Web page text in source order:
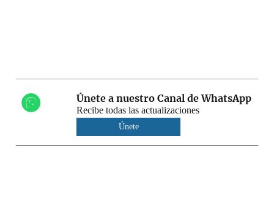
Únete a nuestro Canal de WhatsApp
Recibe todas las actualizaciones
Únete